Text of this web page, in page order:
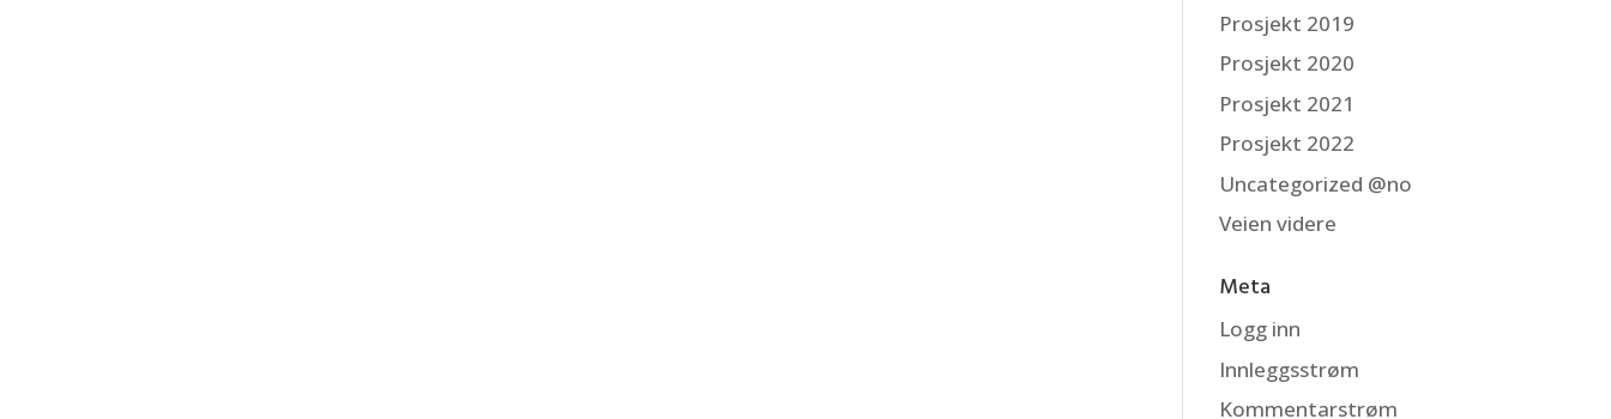
Prosjekt 2019
Prosjekt 2020
Prosjekt 2021
Prosjekt 2022
Uncategorized @no
Veien videre
Meta
Logg inn
Innleggsstrøm
Kommentarstrøm